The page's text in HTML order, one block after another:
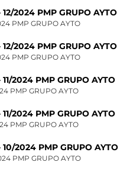
2024 PMP GRUPO AYTO
PMP GRUPO AYTO
2024 PMP GRUPO AYTO
PMP GRUPO AYTO
2024 PMP GRUPO AYTO
PMP GRUPO AYTO
2024 PMP GRUPO AYTO
PMP GRUPO AYTO
2024 PMP GRUPO AYTO
PMP GRUPO AYTO